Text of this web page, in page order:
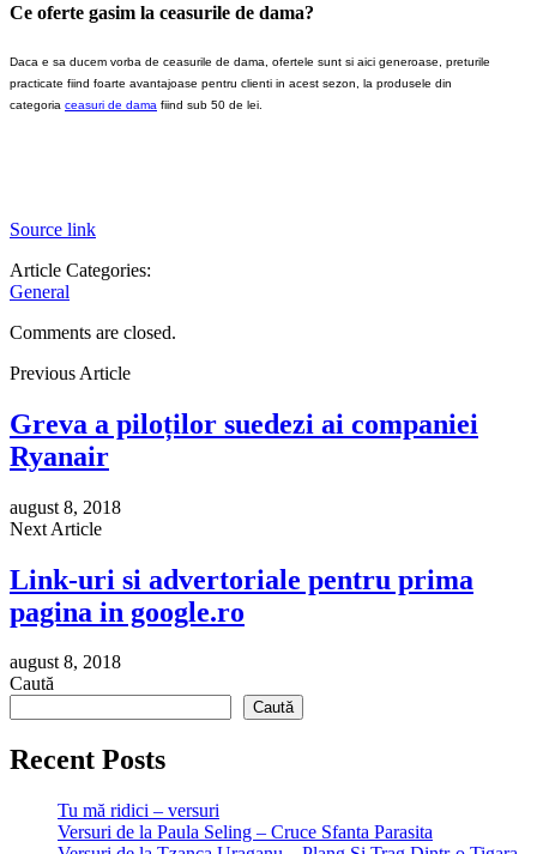
Ce oferte gasim la ceasurile de dama?
Daca e sa ducem vorba de ceasurile de dama, ofertele sunt si aici generoase, preturile
practicate fiind foarte avantajoase pentru clienti in acest sezon, la produsele din
categoria ceasuri de dama fiind sub 50 de lei.
Source link
Article Categories:
General
Comments are closed.
Previous Article
Greva a piloților suedezi ai companiei
Ryanair
august 8, 2018
Next Article
Link-uri si advertoriale pentru prima
pagina in google.ro
august 8, 2018
Caută
Caută
Recent Posts
Tu mă ridici – versuri
Versuri de la Paula Seling – Cruce Sfanta Parasita